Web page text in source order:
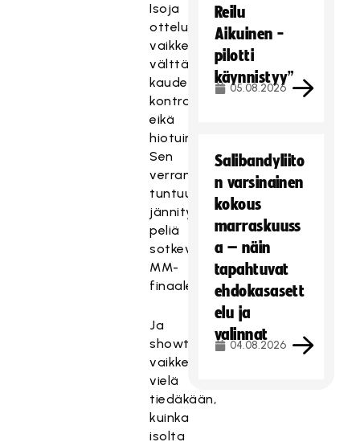
Isoja
otteluita
vaikkei
välttämättä
kauden
kontrolloiduimpia
eikä
hiotuimpia.
Sen
verran
tuntuu
jännitys
peliä
sotkevan
MM-
finaaleissakin.
Ja
showta,
vaikken
vielä
tiedäkään,
kuinka
isolta
Reilu
Aikuinen -
pilotti
käynnistyy”
05.08.2026
Salibandyliito
n varsinainen
kokous
marraskuuss
a – näin
tapahtuvat
ehdokasasett
elu ja
valinnat
04.08.2026